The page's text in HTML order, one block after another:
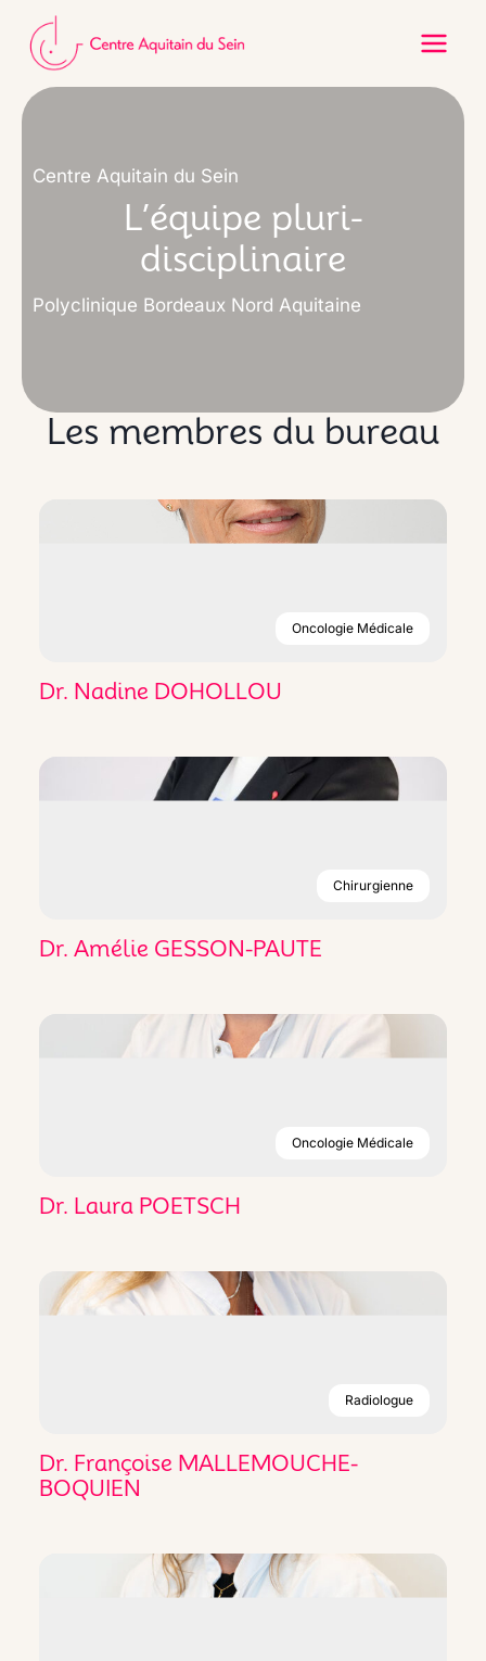
contenu
Centre Aquitain du Sein
L’équipe pluri-
disciplinaire
Polyclinique Bordeaux Nord Aquitaine
Les membres du bureau
Oncologie Médicale
Dr. Nadine DOHOLLOU
Chirurgienne
Dr. Amélie GESSON-PAUTE
Oncologie Médicale
Dr. Laura POETSCH
Radiologue
Dr. Françoise MALLEMOUCHE-
BOQUIEN